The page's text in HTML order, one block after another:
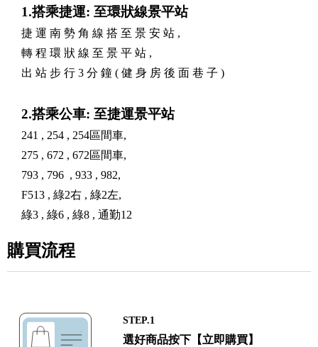
1.搭乘捷運: 至環狀線景平站
捷 運 南 勢 角 線 搭 至 景 安 站 ,
轉 程 環 狀 線 至 景 平 站 ,
出 站 步 行 3 分 鐘 ( 健 身 房 後 面 巷 子 )
2.搭乘公車: 至捷運景平站
241 , 254 , 254區間車,
275 , 672 , 672區間車,
793 , 796 , 933 , 982,
F513 , 綠2右 , 綠2左,
綠3 , 綠6 , 綠8 , 通勤12
購買流程
STEP.1
選好商品按下【立即購買】